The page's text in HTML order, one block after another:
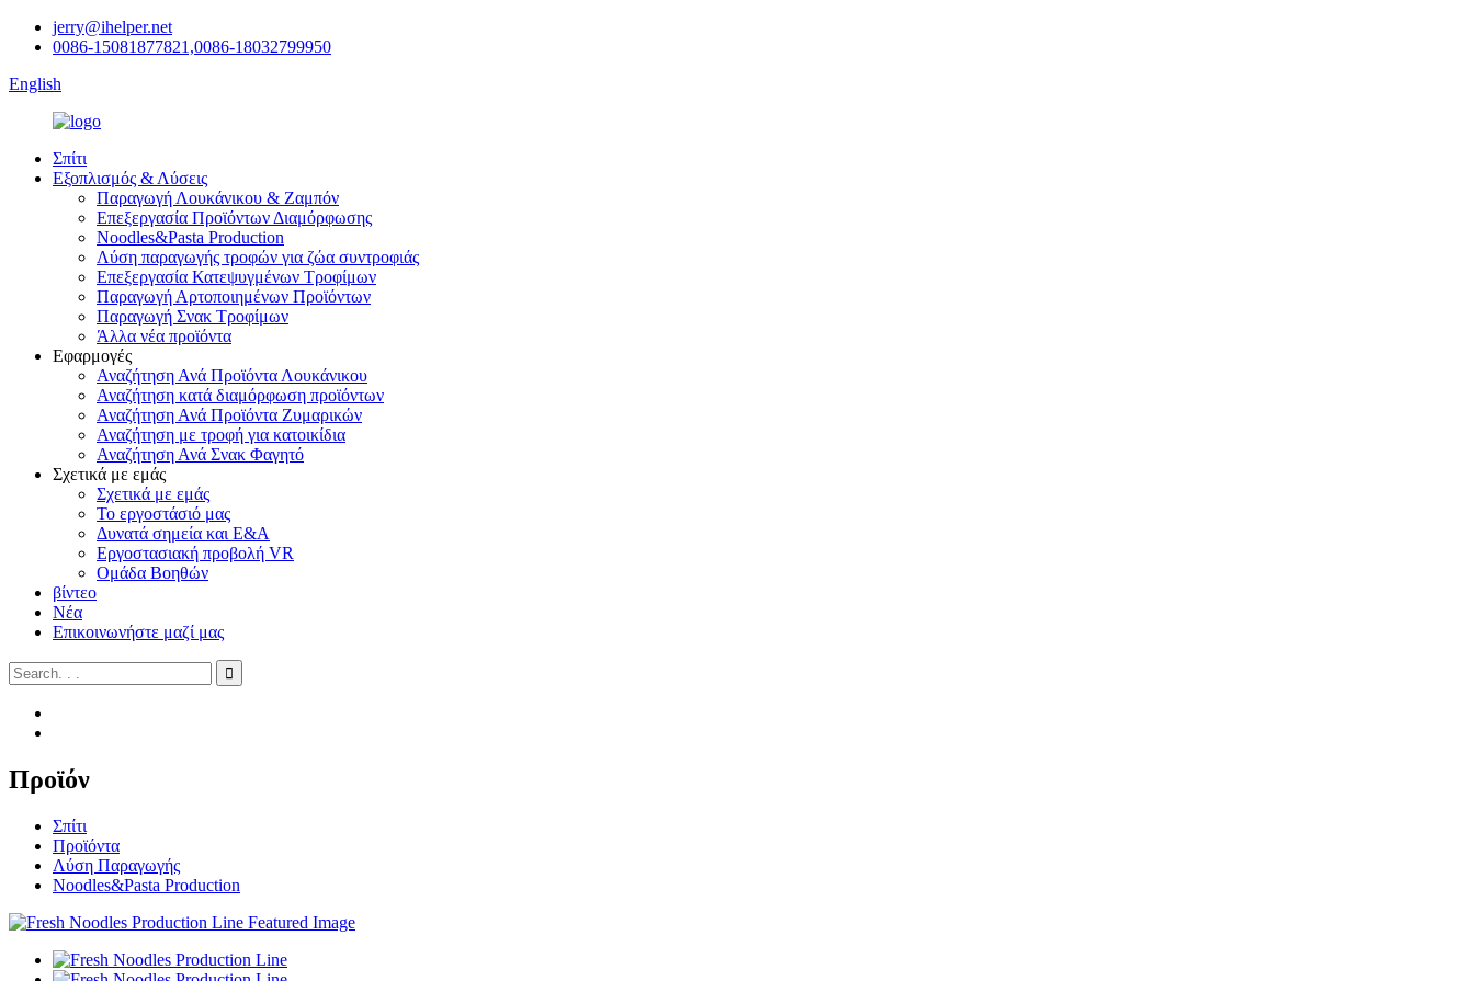
jerry@ihelper.net
0086-15081877821,0086-18032799950
English
Σπίτι
Εξοπλισμός & Λύσεις
Παραγωγή Λουκάνικου & Ζαμπόν
Επεξεργασία Προϊόντων Διαμόρφωσης
Noodles&Pasta Production
Λύση παραγωγής τροφών για ζώα συντροφιάς
Επεξεργασία Κατεψυγμένων Τροφίμων
Παραγωγή Αρτοποιημένων Προϊόντων
Παραγωγή Σνακ Τροφίμων
Άλλα νέα προϊόντα
Εφαρμογές
Αναζήτηση Ανά Προϊόντα Λουκάνικου
Αναζήτηση κατά διαμόρφωση προϊόντων
Αναζήτηση Ανά Προϊόντα Ζυμαρικών
Αναζήτηση με τροφή για κατοικίδια
Αναζήτηση Ανά Σνακ Φαγητό
Σχετικά με εμάς
Σχετικά με εμάς
Το εργοστάσιό μας
Δυνατά σημεία και Ε&Α
Εργοστασιακή προβολή VR
Ομάδα Βοηθών
βίντεο
Νέα
Επικοινωνήστε μαζί μας
Προϊόν
Σπίτι
Προϊόντα
Λύση Παραγωγής
Noodles&Pasta Production